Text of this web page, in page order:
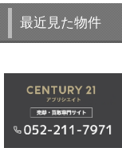
最近見た物件